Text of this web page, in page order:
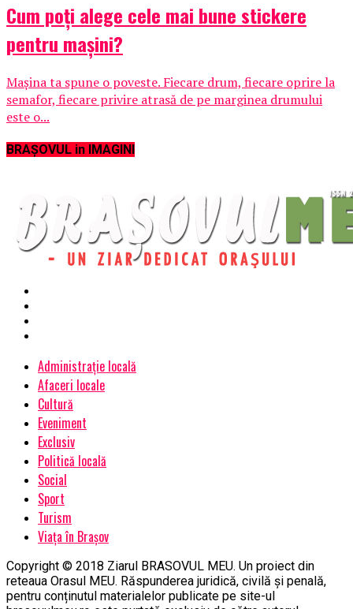
Cum poți alege cele mai bune stickere
pentru mașini?
Mașina ta spune o poveste. Fiecare drum, fiecare oprire la
semafor, fiecare privire atrasă de pe marginea drumului
este o...
BRAȘOVUL in IMAGINI
Administrație locală
Afaceri locale
Cultură
Eveniment
Exclusiv
Politică locală
Social
Sport
Turism
Viața în Brașov
Copyright © 2018 Ziarul BRASOVUL MEU. Un proiect din
reteaua Orasul MEU. Răspunderea juridică, civilă și penală,
pentru conținutul materialelor publicate pe site-ul